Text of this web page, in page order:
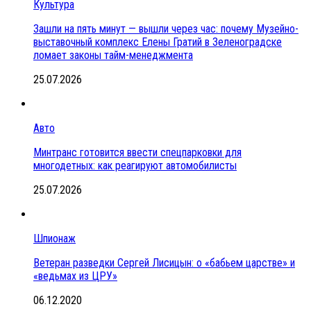
Культура
Зашли на пять минут — вышли через час: почему Музейно-
выставочный комплекс Елены Гратий в Зеленоградске
ломает законы тайм-менеджмента
25.07.2026
Авто
Минтранс готовится ввести спецпарковки для
многодетных: как реагируют автомобилисты
25.07.2026
Шпионаж
Ветеран разведки Сергей Лисицын: о «бабьем царстве» и
«ведьмах из ЦРУ»
06.12.2020